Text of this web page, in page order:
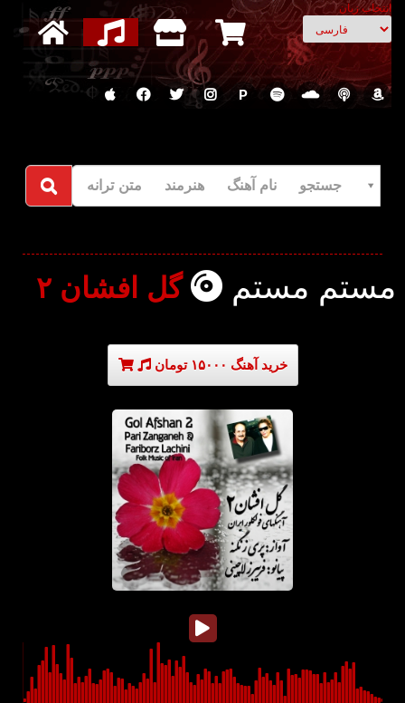
انتخاب زبان
P
جستجو نام آهنگ هنرمند متن ترانه
مستم مستم گل افشان ۲
خرید آهنگ ۱۵۰۰۰ تومان